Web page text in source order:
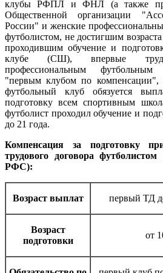
клубы РФПЛ и ФНЛ (а также
Общественной организации
России" и женские
футболистом, не достигшим
проходившим обучение и
клубе (СШ), впервые
профессиональным
"первым клубом по компенсации",
футбольный клуб обязуется
подготовку всем спортивным
футболист проходил обучение и
до 21 года.
Компенсация за подготовку
трудового договора
РФС):
Возраст выплат первый ТД
Возраст
подготовки
от